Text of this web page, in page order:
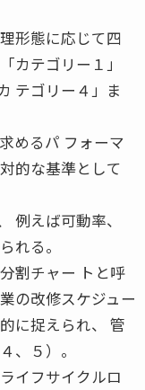
形態に応じて四
カテゴリー１」
テゴリー４」ま
めるパ フォーマ
的な基準として
例えば可動率、
れる。
割チャー トと呼
の改修スケジュー
に捉えられ、 管
、５）。
イフサイクルロ